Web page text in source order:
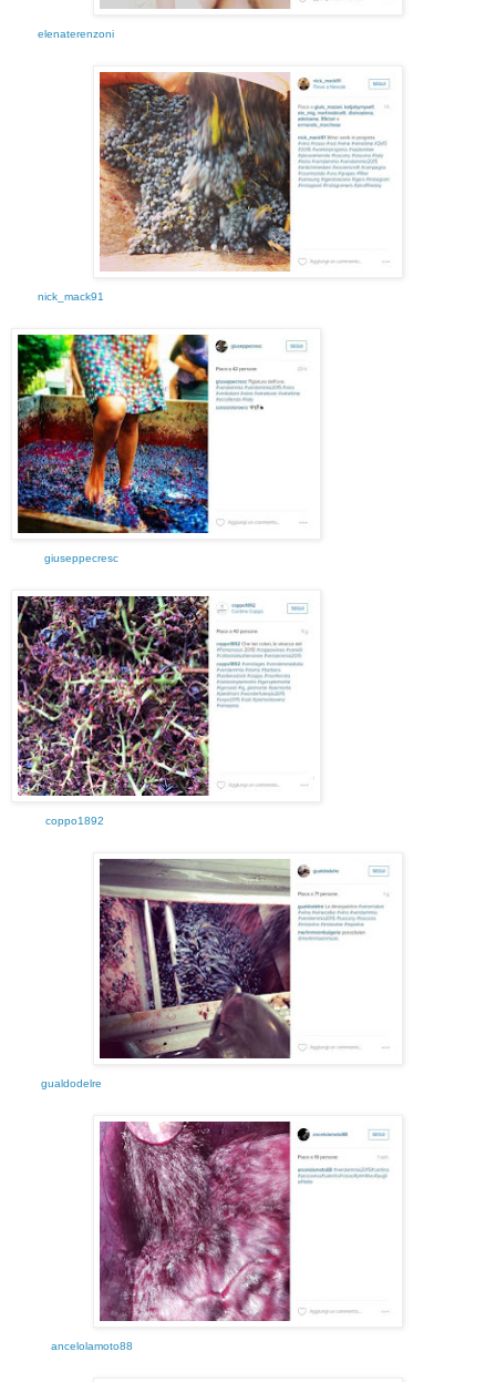
elenaterenzoni
nick_mack91
giuseppecresc
coppo1892
gualdodelre
ancelolamoto88